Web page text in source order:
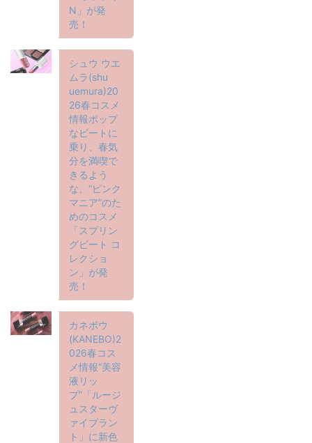
N」が発
売！
シュウ ウエ
ムラ(shu
uemura)20
26春コスメ
情報ポップ
なビートに
乗り、春気
分を満喫で
きるよう
な、“ピンク
マニア”のた
めのコスメ
「スプリン
グビート コ
レクショ
ン」が発
売！
カネボウ
(KANEBO)2
026春コス
メ情報“美容
液リッ
プ”「ルージ
ュスターヴ
ァイブラン
ト」に新色